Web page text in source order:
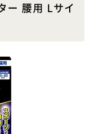
ー 腰用 Lサイ